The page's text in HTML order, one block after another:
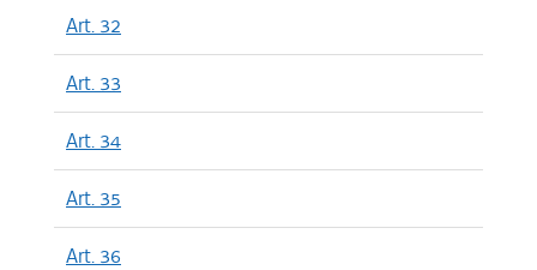
Art. 32
Art. 33
Art. 34
Art. 35
Art. 36